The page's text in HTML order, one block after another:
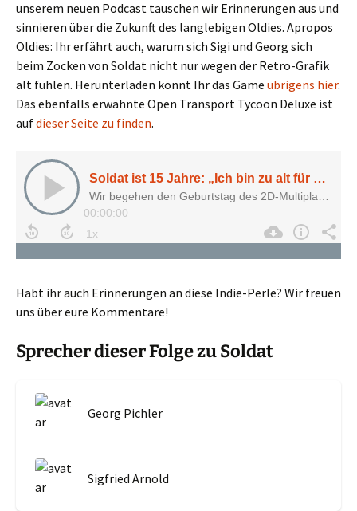
unserem neuen Podcast tauschen wir Erinnerungen aus und
sinnieren über die Zukunft des langlebigen Oldies. Apropos
Oldies: Ihr erfährt auch, warum sich Sigi und Georg sich
beim Zocken von Soldat nicht nur wegen der Retro-Grafik
alt fühlen. Herunterladen könnt Ihr das Game übrigens hier.
Das ebenfalls erwähnte Open Transport Tycoon Deluxe ist
aufdieser Seite zu finden.
Habt ihr auch Erinnerungen an diese Indie-Perle? Wir freuen
uns über eure Kommentare!
Sprecher dieser Folge zu Soldat
Georg Pichler
Sigfried Arnold